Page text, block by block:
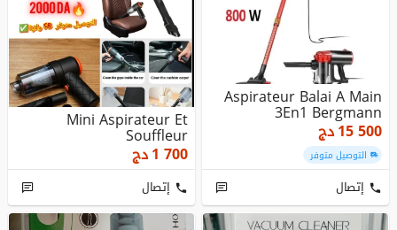
Aspirateur Balai A Main
3En1 Bergmann
15 500دج
التوصيل متوفر
إتصال
Mini Aspirateur Et
Souffleur
1 700دج
إتصال